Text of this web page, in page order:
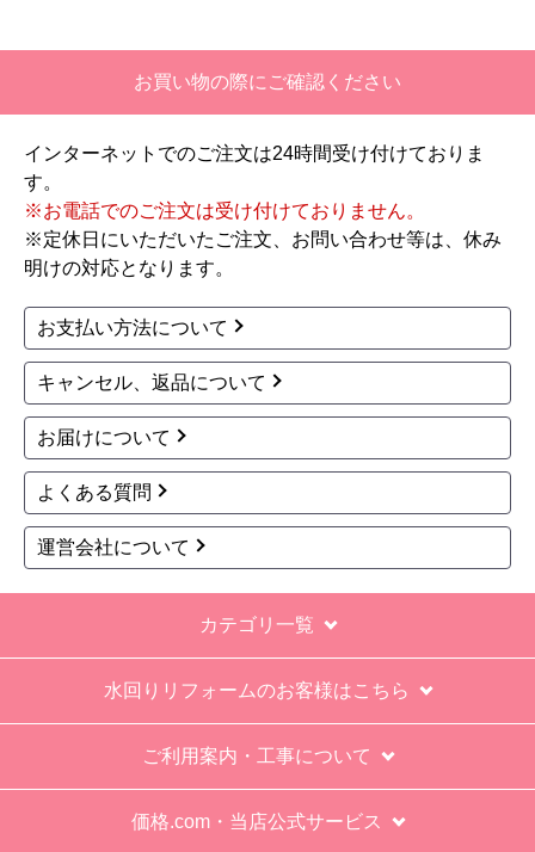
【注文からどのくらいで届きましたか？】
二週間ほどです。
【その他感想・コメント】
１．５点は、少々工事が雑。
過去の業者で一番最低。良かった点は、ただ一
つ、愛想が良かったこと。
なにかも分からない。少々不安である。
工事後は、初期設定や取り扱いの説明もなく、慌
てて引き上げる感じ。
保障期間の説明もHPとは違った。８年保証にして
いるがメーカー保証が３年追加になり１１年と説
明があった。HPにはメーカー保証期間も８年に含
むとなっていたが、どちらが正しいか分からな
が悪かったが室外機の荷揚げを手伝った。もし、
客先が高齢の女性だったらどうしたのか疑問。
エアコン専門の担当べつにもう一人来て欲しかっ
た。
お買い物の際にご確認ください
インターネットでのご注文は24時間受け付けておりま
す。
※お電話でのご注文は受け付けておりません。
※定休日にいただいたご注文、お問い合わせ等は、休み
明けの対応となります。
お支払い方法について
キャンセル、返品について
お届けについて
よくある質問
運営会社について
カテゴリ一覧
水回りリフォームのお客様はこちら
ご利用案内・工事について
価格.com・当店公式サービス